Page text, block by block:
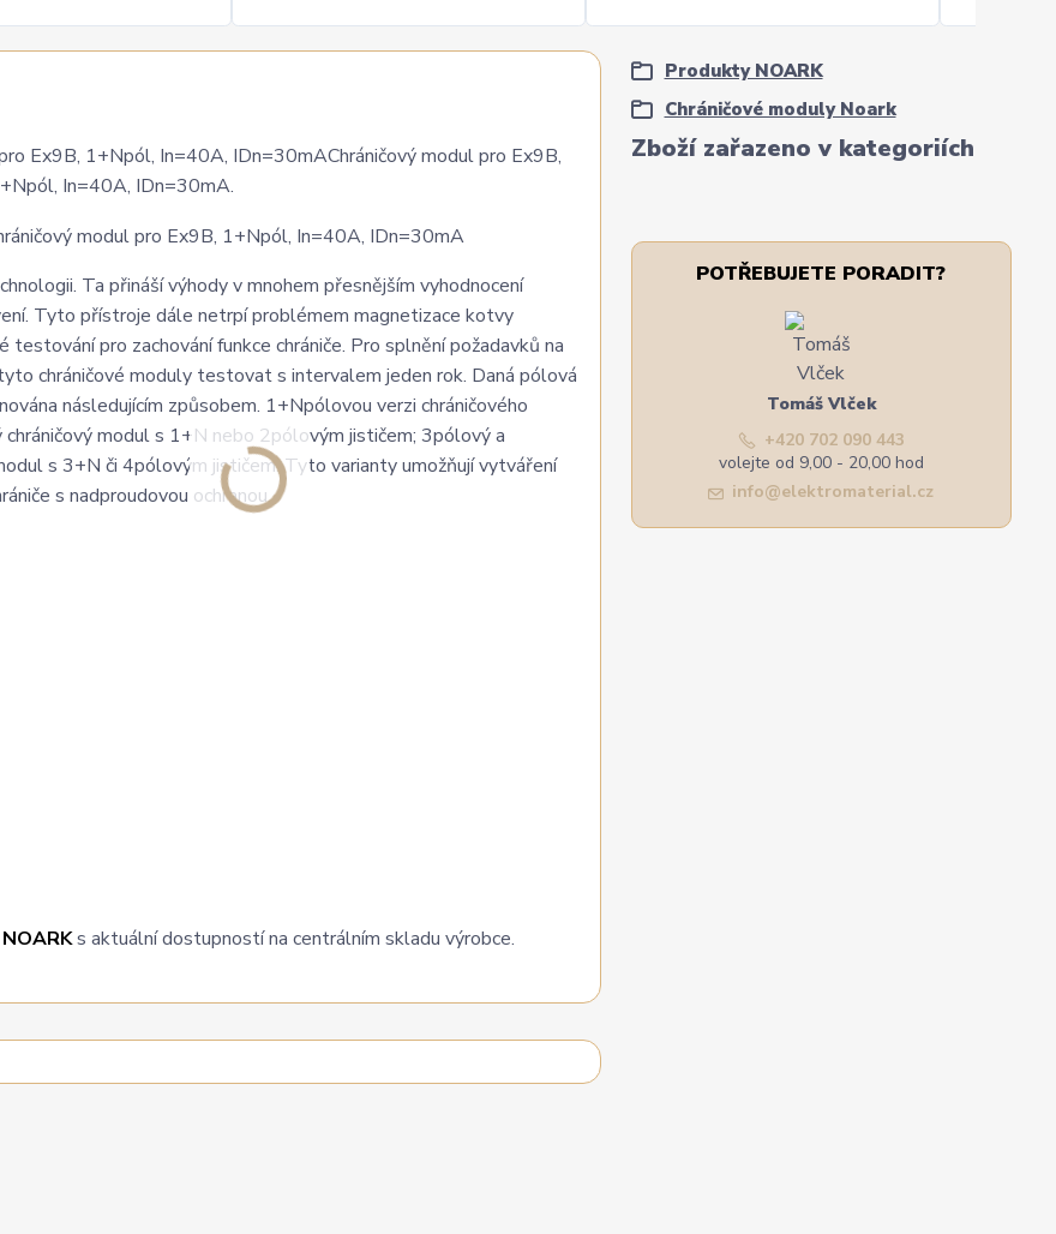
Ex9B, 1+Npól, In=40A, IDn=30mAChráničový modul pro Ex9B,
In=40A, IDn=30mA.
Ta přináší výhody v mnohem přesnějším vyhodnocení
Tyto přístroje dále netrpí problémem magnetizace kotvy
pro zachování funkce chrániče. Pro splnění požadavků na
chráničové moduly testovat s intervalem jeden rok. Daná pólová
následujícím způsobem. 1+Npólovou verzi chráničového
modul s 1+N nebo 2pólovým jističem; 3pólový a
s 3+N či 4pólovým jističem. Tyto varianty umožňují vytváření
s nadproudovou ochranou.
s aktuální dostupností na centrálním skladu výrobce.
Zboží zařazeno v kategoriích
Produkty NOARK
Chráničové moduly Noark
POTŘEBUJETE PORADIT?
Tomáš Vlček
+420 702 090 443
volejte od 9,00 - 20,00 hod
info@elektromaterial.cz